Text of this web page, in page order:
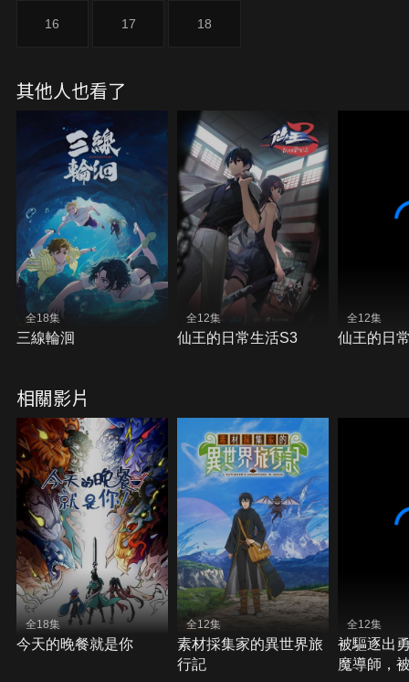
16 17 18
其他人也看了
全18集
三線輪洄
全12集
仙王的日常生活S3
全12集
仙王的日
相關影片
全18集
今天的晚餐就是你
全12集
素材採集家的異世界旅
行記
全12集
被驅逐出
魔導師，